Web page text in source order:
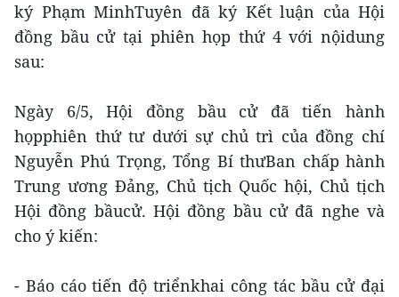
ký Phạm MinhTuyên đã ký Kết luận của Hội
đồng bầu cử tại phiên họp thứ 4 với nộidung
sau:
Ngày 6/5, Hội đồng bầu cử đã tiến hành
họpphiên thứ tư dưới sự chủ trì của đồng chí
Nguyễn Phú Trọng, Tổng Bí thưBan chấp hành
Trung ương Đảng, Chủ tịch Quốc hội, Chủ tịch
Hội đồng bầucử. Hội đồng bầu cử đã nghe và
cho ý kiến:
- Báo cáo tiến độ triểnkhai công tác bầu cử đại